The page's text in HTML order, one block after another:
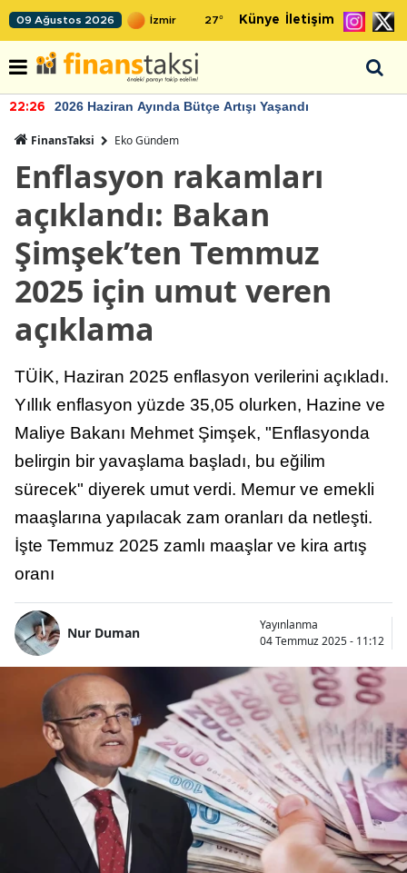
09 Ağustos 2026 27° Künye İletişim
22:26 2026 Haziran Ayında Bütçe Artışı Yaşandı
FinansTaksi Eko Gündem
Enflasyon rakamları
açıklandı: Bakan
Şimşek’ten Temmuz
2025 için umut veren
açıklama
TÜİK, Haziran 2025 enflasyon verilerini açıkladı.
Yıllık enflasyon yüzde 35,05 olurken, Hazine ve
Maliye Bakanı Mehmet Şimşek, "Enflasyonda
belirgin bir yavaşlama başladı, bu eğilim
sürecek" diyerek umut verdi. Memur ve emekli
maaşlarına yapılacak zam oranları da netleşti.
İşte Temmuz 2025 zamlı maaşlar ve kira artış
oranı
Nur Duman
Yayınlanma
04 Temmuz 2025 - 11:12